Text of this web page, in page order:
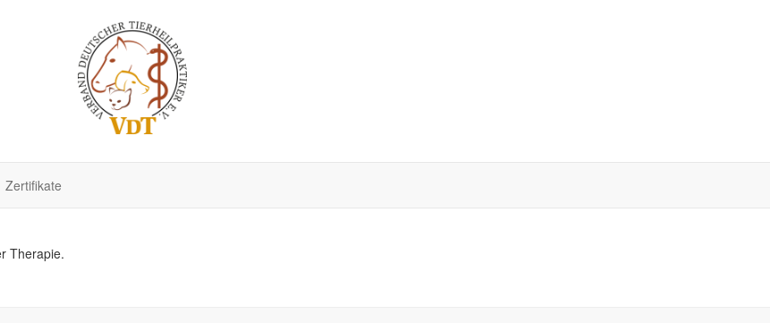
Zertifikate
Therapie.